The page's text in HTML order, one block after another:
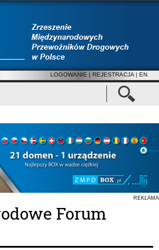
LOGOWANIE | REJESTRACJA | EN
REKLAMA
Forum